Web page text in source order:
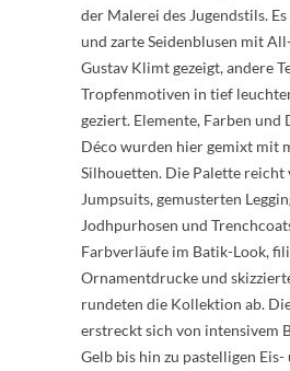
der Malerei des Jugendstils.
und zarte Seidenblusen mit
Gustav Klimt gezeigt, andere
Tropfenmotiven in tief
geziert. Elemente, Farben und
Déco wurden hier gemixt mit
Silhouetten. Die Palette reicht
Jumpsuits, gemusterten
Jodhpurhosen und
Farbverläufe im Batik-Look,
Ornamentdrucke und
rundeten die Kollektion ab.
erstreckt sich von intensivem
Gelb bis hin zu pastelligen